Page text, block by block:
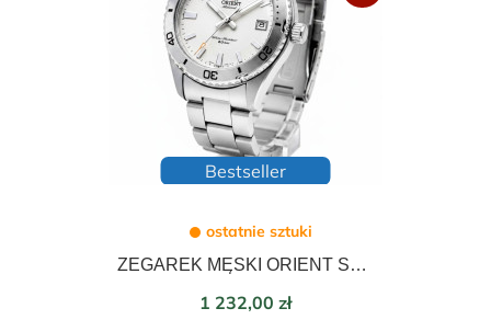
Bestseller
ostatnie sztuki
ZEGAREK MĘSKI ORIENT SPORTS MAKO DIVER AUTOMATIC 40mm RA-AC0Q03S30B
Cena
1 232,00 zł